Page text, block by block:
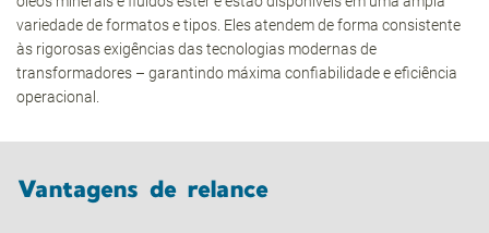
variedade de formatos e tipos. Eles atendem de forma consistente
às rigorosas exigências das tecnologias modernas de
transformadores – garantindo máxima confiabilidade e eficiência
operacional.
Vantagens de relance